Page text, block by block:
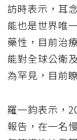
訪時表示，耳
能也是世界唯
藥性，目前治
能對全球公衛
為罕見，目前
羅一鈞表示，
報告，在一名